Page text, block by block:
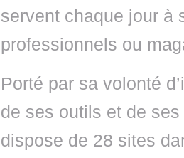
servent chaque jour à
professionnels ou
Porté par sa volonté
de ses outils et de
dispose de 28 sites